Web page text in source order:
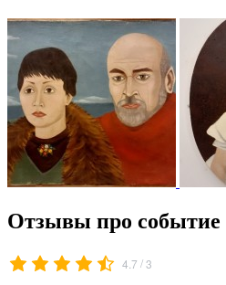
Отзывы про
4.7 /3